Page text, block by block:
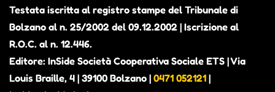
Testata iscritta al registro stampe del Tribunale di
Bolzano al n. 25/2002 del 09.12.2002 | Iscrizione al
R.O.C. al n. 12.446.
Editore: InSide Società Cooperativa Sociale ETS | Via
Louis Braille, 4 | 39100 Bolzano | 0471 052121 |